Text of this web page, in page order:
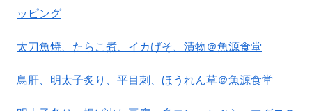
ッピング
太刀魚焼、たらこ煮、イカげそ、漬物＠魚源食堂
鳥肝、明太子炙り、平目刺、ほうれん草＠魚源食堂